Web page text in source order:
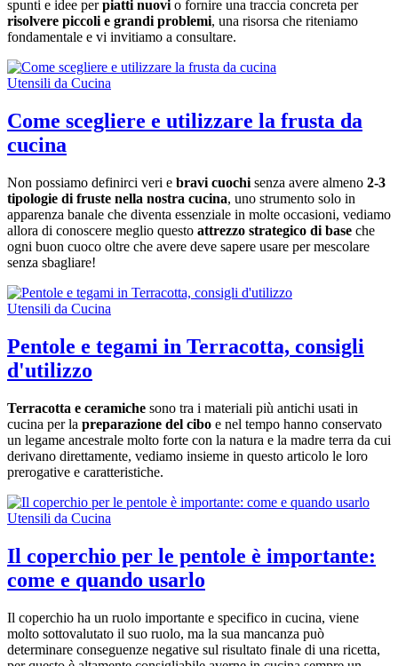
spunti e idee perpiatti nuovi o fornire una traccia concreta per
risolvere piccoli e grandi problemi, una risorsa che riteniamo
fondamentale e vi invitiamo a consultare.
Utensili da Cucina
Come scegliere e utilizzare la frusta da
cucina
Non possiamo definirci veri e bravi cuochi senza avere almeno 2-3
tipologie di fruste nella nostra cucina, uno strumento solo in
apparenza banale che diventa essenziale in molte occasioni, vediamo
allora di conoscere meglio questo attrezzo strategico di base che
ogni buon cuoco oltre che avere deve sapere usare per mescolare
senza sbagliare!
Utensili da Cucina
Pentole e tegami in Terracotta, consigli
d'utilizzo
Terracotta e ceramiche sono tra i materiali più antichi usati in
cucina per la preparazione del cibo e nel tempo hanno conservato
un legame ancestrale molto forte con la natura e la madre terra da cui
derivano direttamente, vediamo insieme in questo articolo le loro
prerogative e caratteristiche.
Utensili da Cucina
Il coperchio per le pentole è importante:
come e quando usarlo
Il coperchio ha un ruolo importante e specifico in cucina, viene
molto sottovalutato il suo ruolo, ma la sua mancanza può
determinare conseguenze negative sul risultato finale di una ricetta,